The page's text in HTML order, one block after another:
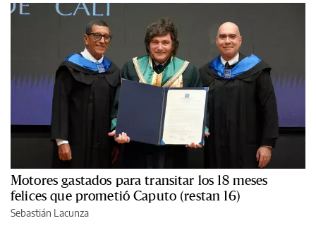
Motores gastados para transitar los 18 meses
felices que prometió Caputo (restan 16)
Sebastián Lacunza